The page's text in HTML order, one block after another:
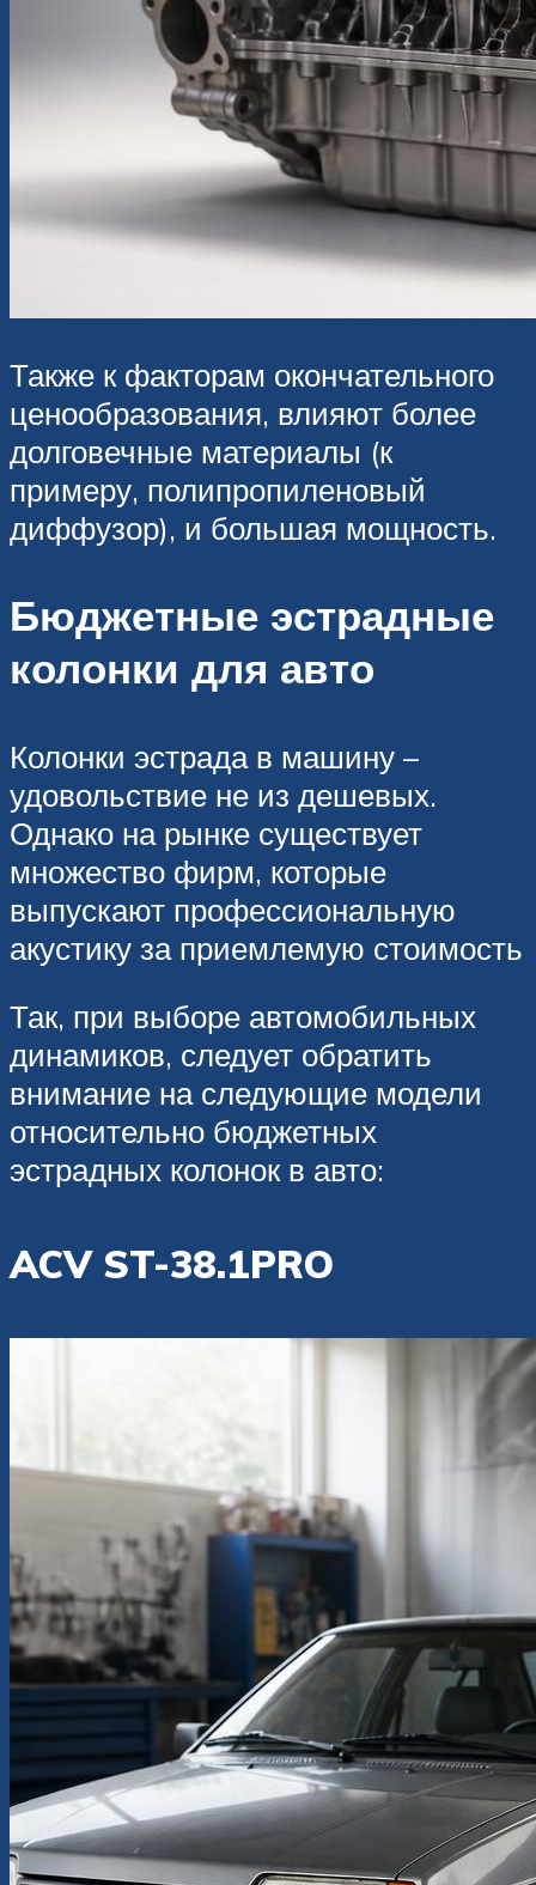
Также к факторам окончательного
ценообразования, влияют более
долговечные материалы (к
примеру, полипропиленовый
диффузор), и большая мощность.
Бюджетные эстрадные
колонки для авто
Колонки эстрада в машину –
удовольствие не из дешевых.
Однако на рынке существует
множество фирм, которые
выпускают профессиональную
акустику за приемлемую стоимость
Так, при выборе автомобильных
динамиков, следует обратить
внимание на следующие модели
относительно бюджетных
эстрадных колонок в авто:
ACV ST-38.1PRO